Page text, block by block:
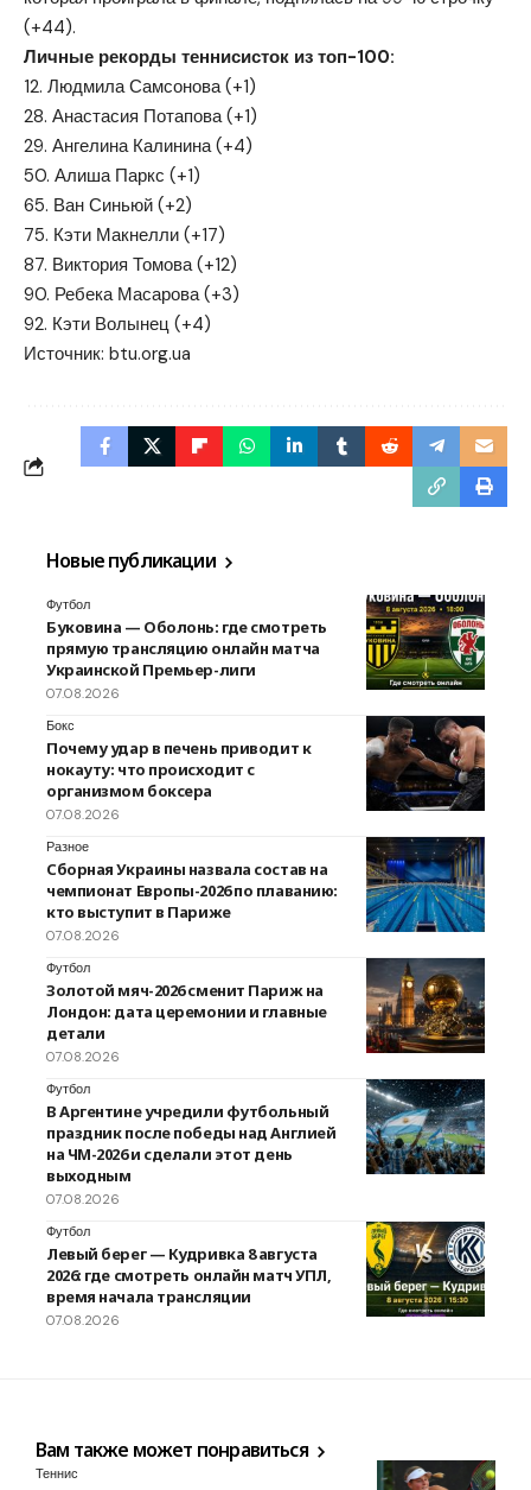
(+44).
Личные рекорды теннисисток из топ-100:
12. Людмила Самсонова (+1)
28. Анастасия Потапова (+1)
29. Ангелина Калинина (+4)
50. Алиша Паркс (+1)
65. Ван Синьюй (+2)
75. Кэти Макнелли (+17)
87. Виктория Томова (+12)
90. Ребека Масарова (+3)
92. Кэти Волынец (+4)
Источник: btu.org.ua
Новые публикации
Футбол
Буковина — Оболонь: где смотреть
прямую трансляцию онлайн матча
Украинской Премьер-лиги
07.08.2026
Бокс
Почему удар в печень приводит к
нокауту: что происходит с
организмом боксера
07.08.2026
Разное
Сборная Украины назвала состав на
чемпионат Европы-2026 по плаванию:
кто выступит в Париже
07.08.2026
Футбол
Золотой мяч-2026 сменит Париж на
Лондон: дата церемонии и главные
детали
07.08.2026
Футбол
В Аргентине учредили футбольный
праздник после победы над Англией
на ЧМ-2026 и сделали этот день
выходным
07.08.2026
Футбол
Левый берег — Кудривка 8 августа
2026: где смотреть онлайн матч УПЛ,
время начала трансляции
07.08.2026
Вам также может понравиться
Теннис